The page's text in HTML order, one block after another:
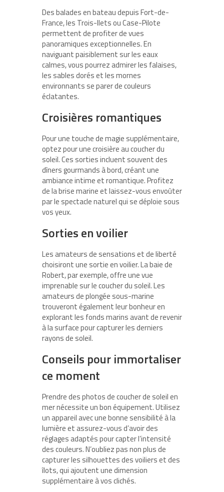
Des balades en bateau depuisFort-de-
France,les Trois-IletsouCase-Pilote
permettent de profiter devues
panoramiques exceptionnelles. En
naviguant paisiblement sur les eaux
calmes, vous pourrez admirer les falaises,
les sables dorés et les mornes
environnants se parer de couleurs
éclatantes.
Croisières romantiques
Pour une touche de magie supplémentaire,
optez pour une croisière au coucher du
soleil. Ces sorties incluent souvent des
dîners gourmands à bord, créant une
ambiance intimeet romantique. Profitez
de la brise marine et laissez-vous envoûter
par le spectacle naturel qui se déploie sous
vos yeux.
Sorties en voilier
Les amateurs de sensations et de liberté
choisiront une sortie en voilier. Labaie de
Robert, par exemple, offre une vue
imprenable sur le coucher du soleil. Les
amateurs de plongée sous-marine
trouveront également leur bonheur en
explorant les fonds marins avant de revenir
à la surface pour capturer les derniers
rayons de soleil.
Conseils pour immortaliser
ce moment
Prendre des photos de coucher de soleil en
mer nécessite un bon équipement. Utilisez
un appareil avec une bonne sensibilité à la
lumière et assurez-vous d’avoirdes
réglages adaptéspour capter l’intensité
des couleurs. N’oubliez pas non plus de
capturer les silhouettes des voiliers et des
îlots, qui ajoutent une dimension
supplémentaire à vos clichés.